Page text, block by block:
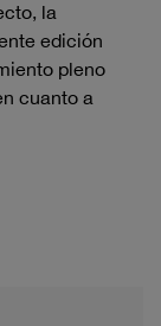
la
edición
pleno
cuanto a